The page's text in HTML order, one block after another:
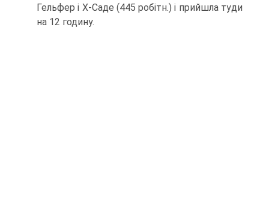
Гельфер і X-Саде (445 робітн.) і прийшла туди
на 12 годину.